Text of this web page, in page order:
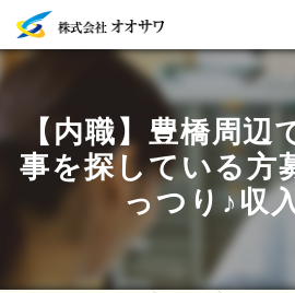
【内職】豊橋周
事を探している方
っつり♪収